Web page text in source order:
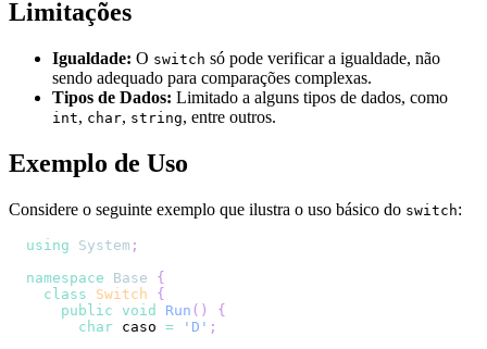
Limitações
Igualdade: O switch só pode verificar a igualdade, não
sendo adequado para comparações complexas.
Tipos de Dados: Limitado a alguns tipos de dados, como
int, char, string, entre outros.
Exemplo de Uso
Considere o seguinte exemplo que ilustra o uso básico do switch:
using System ;
namespace
Base
{
class
Switch
{
public
void Run ( )
{
char caso = 'D' ;